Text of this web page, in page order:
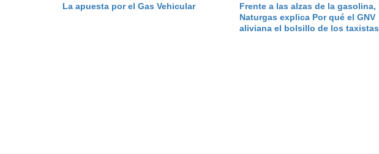
La apuesta por el Gas Vehicular
Frente a las alzas de la gasolina,
Naturgas explica Por qué el GNV
aliviana el bolsillo de los taxistas